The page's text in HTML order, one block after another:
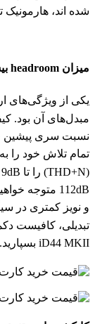
شده اند،
میزان headroom بیشتر
نسبت سری پیشین
تمام تلاش خود را
و نویز کمتری در
تبدیلی، کافیست
iD44 MKII بسپارید.